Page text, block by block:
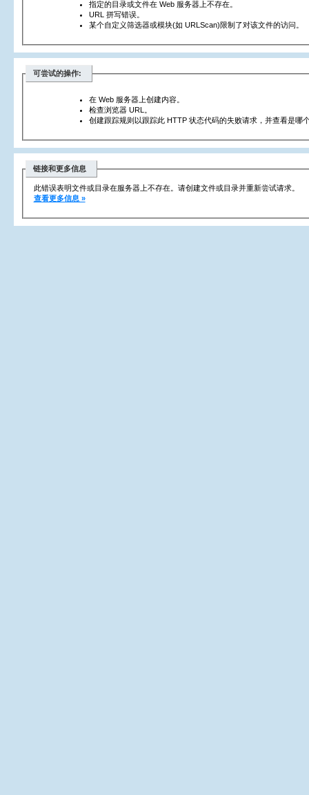
指定的目录或文件在 Web 服务器上不存在。
URL 拼写错误。
某个自定义筛选器或模块(如 URLScan)限制了对该文件的访问。
可尝试的操作:
在 Web 服务器上创建内容。
检查浏览器 URL。
创建跟踪规则以跟踪此 HTTP 状态代码的失败请求，并查看是哪
链接和更多信息
此错误表明文件或目录在服务器上不存在。请创建文件或目录并重新尝试请求。
查看更多信息 »